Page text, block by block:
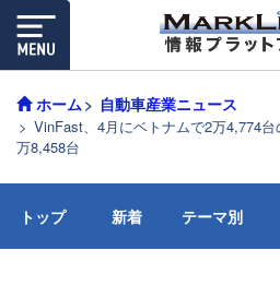
ホーム 自動車産業ニュース
VinFast、4月にベトナムで2万4,774
万8,458台
トップ 新着 テーマ別